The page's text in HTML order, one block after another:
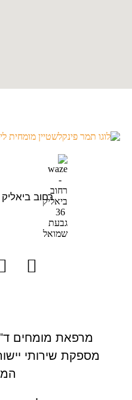
רחוב ביאליק 36, גבעת
מרפאת מומחים
מספקת שירותי